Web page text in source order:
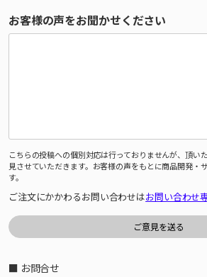
お客様の声をお聞かせください
こちらの投稿への個別対応は行っておりませんが、頂い
見させていただきます。お客様の声をもとに商品開発・
す。
ご注文にかかわるお問い合わせはお問い合わせ
■ お問合せ